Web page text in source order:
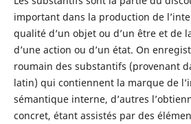
important dans la production de
qualité d’un objet ou d’un être et de
d’une action ou d’un état. On
roumain des substantifs (provenant
latin) qui contiennent la marque de
sémantique interne, d’autres
concret, étant assistés par des